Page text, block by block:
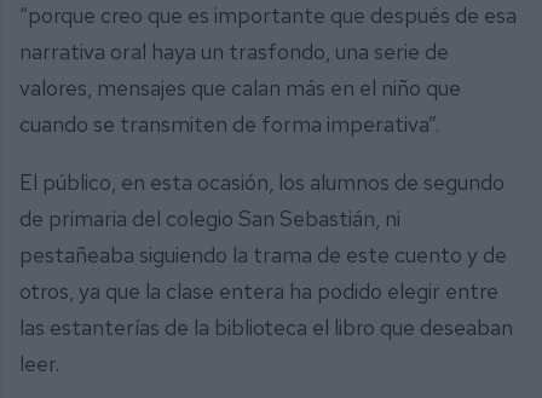
“porque creo que es importante que después de esa
narrativa oral haya un trasfondo, una serie de
valores, mensajes que calan más en el niño que
cuando se transmiten de forma imperativa”.
El público, en esta ocasión, los alumnos de segundo
de primaria del colegio San Sebastián, ni
pestañeaba siguiendo la trama de este cuento y de
otros, ya que la clase entera ha podido elegir entre
las estanterías de la biblioteca el libro que deseaban
leer.